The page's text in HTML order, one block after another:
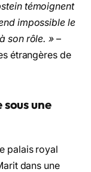
témoignent
impossible le
son rôle. » –
étrangères de
une
palais royal
dans une